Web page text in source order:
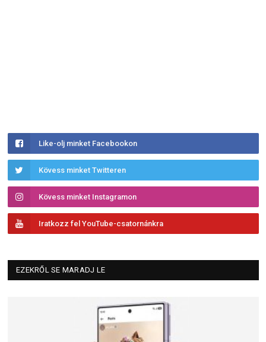
Like-olj minket Facebookon
Kövess minket Twitteren
Kövess minket Instagramon
Iratkozz fel YouTube-csatornánkra
EZEKRŐL SE MARADJ LE